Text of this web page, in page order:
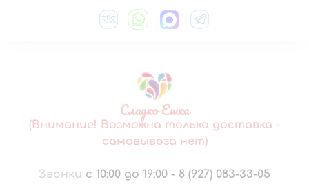
Сладко Ешка
(Внимание! Возможна только доставка -
самовывоза нет)
Звонки с 10:00 до 19:00 - 8 (927) 083-33-05